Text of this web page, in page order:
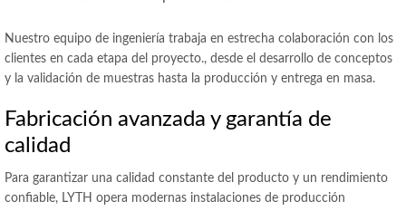
Nuestro equipo de ingeniería trabaja en estrecha colaboración con los
clientes en cada etapa del proyecto., desde el desarrollo de conceptos
y la validación de muestras hasta la producción y entrega en masa.
Fabricación avanzada y garantía de
calidad
Para garantizar una calidad constante del producto y un rendimiento
confiable, LYTH opera modernas instalaciones de producción